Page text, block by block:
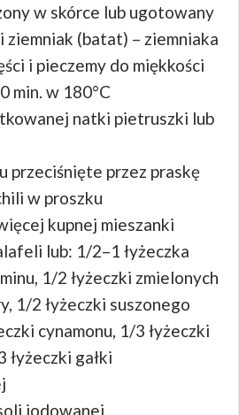
w skórce lub ugotowany
ziemniak (batat) – ziemniaka
i pieczemy do miękkości
min. w 180°C
natki pietruszki lub
przeciśnięte przez praskę
w proszku
kupnej mieszanki
lub: 1/2–1 łyżeczka
1/2 łyżeczki zmielonych
1/2 łyżeczki suszonego
cynamonu, 1/3 łyżeczki
łyżeczki gałki
jodowanej